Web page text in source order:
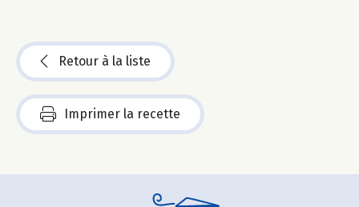
Retour à la liste
Imprimer la recette